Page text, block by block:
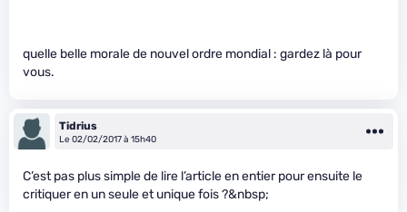
quelle belle morale de nouvel ordre mondial : gardez là pour
vous.
Tidrius
Le 02/02/2017 à 15h40
C’est pas plus simple de lire l’article en entier pour ensuite le
critiquer en un seule et unique fois ?&nbsp;